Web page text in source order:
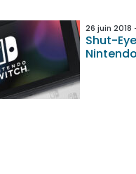
26 juin 2018
Shut-